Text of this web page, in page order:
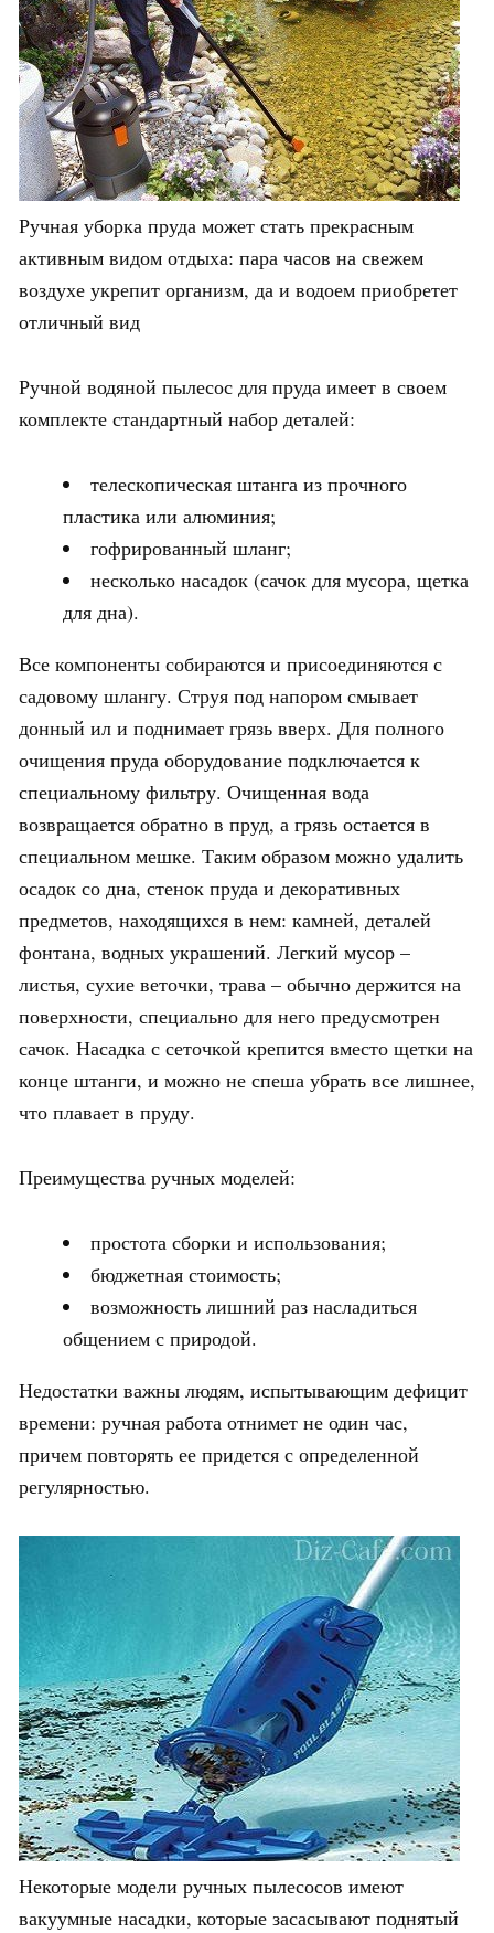
Ручная уборка пруда может стать прекрасным
активным видом отдыха: пара часов на свежем
воздухе укрепит организм, да и водоем приобретет
отличный вид
Ручной водяной пылесос для пруда имеет в своем
комплекте стандартный набор деталей:
телескопическая штанга из прочного
пластика или алюминия;
гофрированный шланг;
несколько насадок (сачок для мусора, щетка
для дна).
Все компоненты собираются и присоединяются с
садовому шлангу. Струя под напором смывает
донный ил и поднимает грязь вверх. Для полного
очищения пруда оборудование подключается к
специальному фильтру. Очищенная вода
возвращается обратно в пруд, а грязь остается в
специальном мешке. Таким образом можно удалить
осадок со дна, стенок пруда и декоративных
предметов, находящихся в нем: камней, деталей
фонтана, водных украшений. Легкий мусор –
листья, сухие веточки, трава – обычно держится на
поверхности, специально для него предусмотрен
сачок. Насадка с сеточкой крепится вместо щетки на
конце штанги, и можно не спеша убрать все лишнее,
что плавает в пруду.
Преимущества ручных моделей:
простота сборки и использования;
бюджетная стоимость;
возможность лишний раз насладиться
общением с природой.
Недостатки важны людям, испытывающим дефицит
времени: ручная работа отнимет не один час,
причем повторять ее придется с определенной
регулярностью.
Некоторые модели ручных пылесосов имеют
вакуумные насадки, которые засасывают поднятый